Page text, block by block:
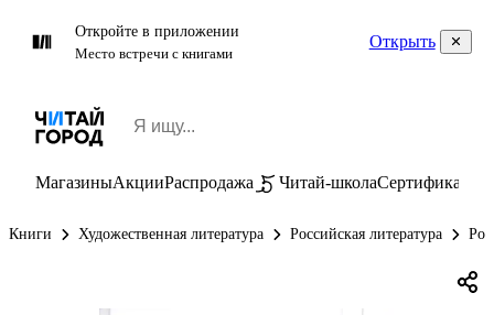
Откройте в приложении
Место встречи с книгами
Открыть
МагазиныАкцииРаспродажа Читай-школаСертификаты
Книги Художественная литература Российская литература